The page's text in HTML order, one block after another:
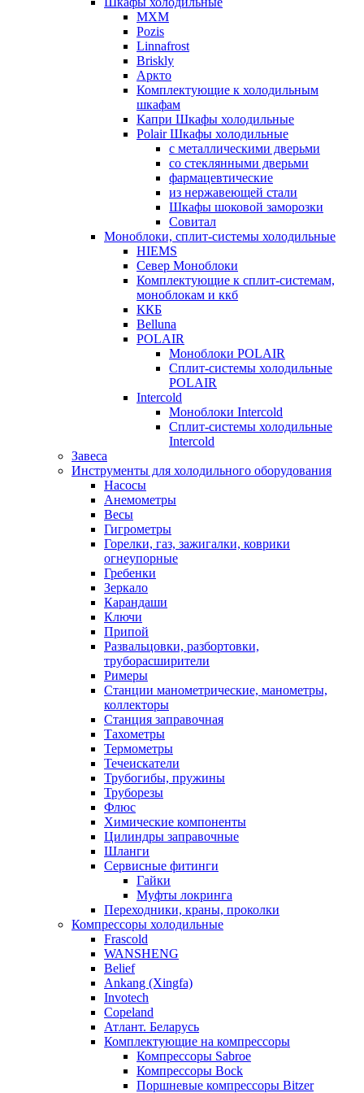
МХМ
Pozis
Linnafrost
Briskly
Аркто
Комплектующие к холодильным
шкафам
Капри Шкафы холодильные
Polair Шкафы холодильные
с металлическими дверьми
со стеклянными дверьми
фармацевтические
из нержавеющей стали
Шкафы шоковой заморозки
Совитал
Моноблоки, сплит-системы холодильные
HIEMS
Север Моноблоки
Комплектующие к сплит-системам,
моноблокам и ккб
ККБ
Belluna
POLAIR
Моноблоки POLAIR
Сплит-системы холодильные
POLAIR
Intercold
Моноблоки Intercold
Сплит-системы холодильные
Intercold
Завеса
Инструменты для холодильного оборудования
Насосы
Анемометры
Весы
Гигрометры
Горелки, газ, зажигалки, коврики
огнеупорные
Гребенки
Зеркало
Карандаши
Ключи
Припой
Развальцовки, разбортовки,
труборасширители
Римеры
Станции манометрические, манометры,
коллекторы
Станция заправочная
Тахометры
Термометры
Течеискатели
Трубогибы, пружины
Труборезы
Флюс
Химические компоненты
Цилиндры заправочные
Шланги
Сервисные фитинги
Гайки
Муфты локринга
Переходники, краны, проколки
Компрессоры холодильные
Frascold
WANSHENG
Belief
Ankang (Xingfa)
Invotech
Copeland
Атлант. Беларусь
Комплектующие на компрессоры
Компрессоры Sabroe
Компрессоры Bock
Поршневые компрессоры Bitzer